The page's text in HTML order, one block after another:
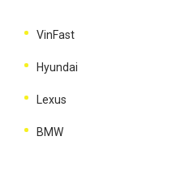
VinFast
Hyundai
Lexus
BMW